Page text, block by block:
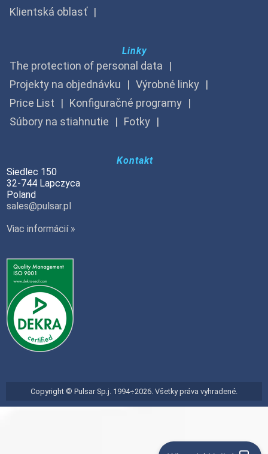
Klientská oblasť
Linky
The protection of personal data
Projekty na objednávku
Výrobné linky
Price List
Konfiguračné programy
Súbory na stiahnutie
Fotky
Kontakt
Siedlec 150
32-744 Lapczyca
Poland
sales@pulsar.pl
Viac informácií »
Copyright © Pulsar Sp.j. 1994÷2026. Všetky práva vyhradené.